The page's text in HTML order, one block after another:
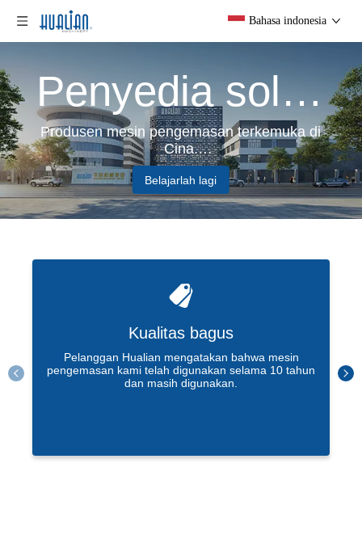
Bahasa indonesia
Penyedia solusi pengemasan yang efisien
Produsen mesin pengemasan terkemuka di
Cina.
Di Hualian, tujuan kami adalah untuk
menciptakan nilai bagi pelanggan kami, dan
dengan lebih dari 35 tahun pengalaman
dalam solusi pengemasan, kami dengan
Belajarlah lagi
Kualitas bagus
Pelanggan Hualian mengatakan bahwa mesin
pengemasan kami telah digunakan selama 10 tahun
dan masih digunakan.